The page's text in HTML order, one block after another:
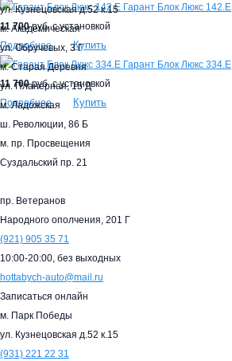
Гарант Блок Люкс 142.E
11 700руб. с установкой
Подробнее
Купить
Гарант Блок Люкс 334.E
11 700руб. с установкой
Подробнее
Купить
ул. Кузнецовская д.52 к.15
м. Академическая
ул. Обручевых, 3 Г
м. Старая Деревня
ул. Планерная, 15 Д
м. Ладожская
ш. Революции, 86 Б
м. пр. Просвещения
Суздальский пр. 21
пр. Ветеранов
Народного ополчения, 201 Г
(921) 905 35 71
10:00-20:00, без выходных
hottabych-auto@mail.ru
Записаться онлайн
м. Парк Победы
ул. Кузнецовская д.52 к.15
(931) 221 22 31